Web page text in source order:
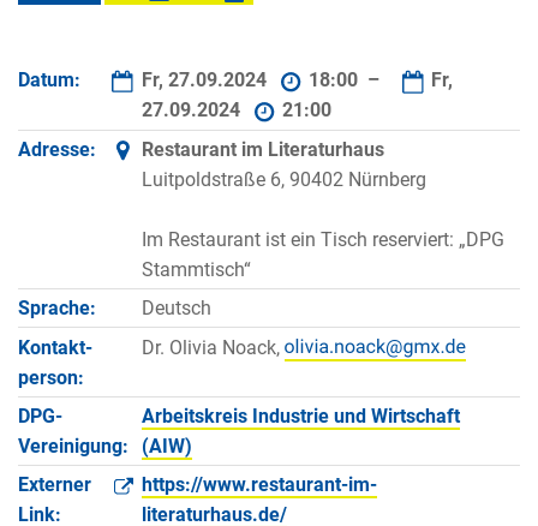
Datum: Fr, 27.09.2024 18:00 –
Fr,
27.09.2024
21:00
Adresse:
Restaurant im Literaturhaus
Luitpoldstraße 6, 90402 Nürnberg
Im Restaurant ist ein Tisch reserviert: „DPG
Stammtisch“
Sprache:
Deutsch
Kontakt­
person:
Dr. Olivia Noack,
DPG-
Vereinigung:
Arbeitskreis Industrie und Wirtschaft
(AIW)
Externer
Link:
https://www.restaurant-im-
literaturhaus.de/